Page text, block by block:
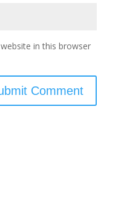
in this browser